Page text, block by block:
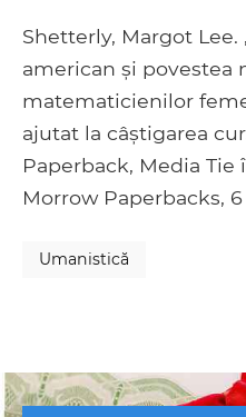
Shetterly, Margot Lee.
american și povestea
matematicienilor
ajutat la câștigarea
Paperback, Media
Morrow Paperbacks,
Umanistică